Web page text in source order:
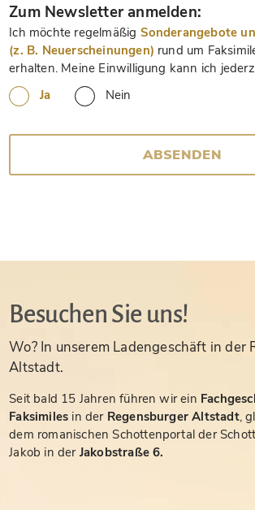
Zum Newsletter anmelden:
Ich möchte regelmäßig Sonderangebote
(z. B. Neuerscheinungen) rund um
erhalten. Meine Einwilligung kann ich
Ja
Nein
ABSENDEN
Besuchen Sie uns!
Wo? In unserem Ladengeschäft in der
Altstadt.
Seit bald 15 Jahren führen wir ein
Faksimiles in der Regensburger Altstadt,
dem romanischen Schottenportal der
Jakob in der Jakobstraße 6.